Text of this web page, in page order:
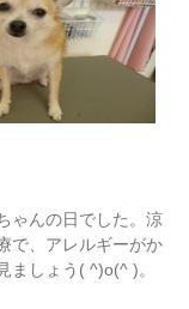
ゃんの日でした。涼
で、アレルギーがか
ましょう( ^)o(^ )。